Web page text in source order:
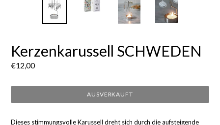
Kerzenkarussell SCHWEDEN
Normaler
€12,00
AUSVERKAUFT
Dieses stimmungsvolle Karussell dreht sich durch die aufsteigende